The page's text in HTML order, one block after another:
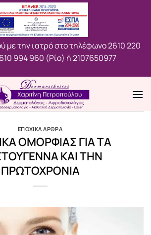
με την ιατρό στο τηλέφωνο2610 220
994 960 (Ρίο) ή2107650977
ΕΠΟΧΙΚΑ ΑΡΘΡΑ
ΟΜΟΡΦΙΑΣ ΓΙΑ ΤΑ
ΚΑΙ ΤΗΝ
ΠΡΩΤΟΧΡΟΝΙΑ